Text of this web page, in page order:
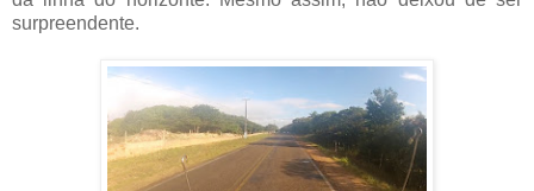
surpreendente.